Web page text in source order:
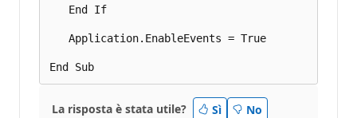
   End If
   Application.EnableEvents = True
La risposta è stata utile? Sì No